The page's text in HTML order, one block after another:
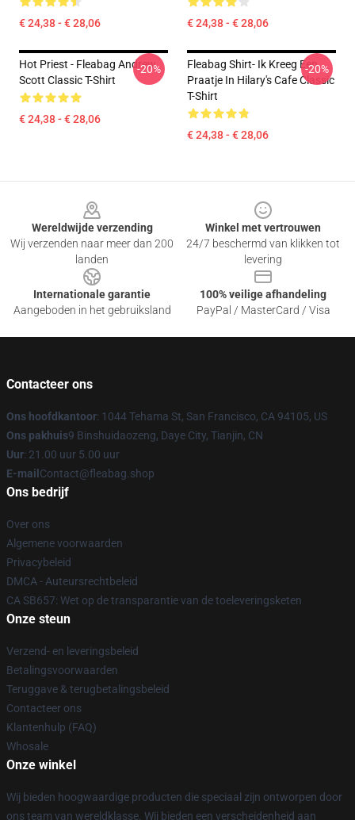
€ 24,38 - € 28,06 € 24,38 - € 28,06
Hot Priest - Fleabag Andrew
Scott Classic T-Shirt
€ 24,38 - € 28,06
-20%
Fleabag Shirt- Ik Kreeg Een
Praatje In Hilary's Cafe Classic
T-Shirt
€ 24,38 - € 28,06
-20%
Wereldwijde verzending
Wij verzenden naar meer dan 200
landen
Winkel met vertrouwen
24/7 beschermd van klikken tot
levering
Internationale garantie
Aangeboden in het gebruiksland
100% veilige afhandeling
PayPal / MasterCard / Visa
Contacteer ons
Ons hoofdkantoor: 1044 Tehama St, San Francisco, CA 94105, US
Ons pakhuis9 Binshuidaozeng, Daye City, Tianjin, CN
Uur: 21.00 uur 5.00 uur
E-mail Contact@fleabag.shop
Ons bedrijf
Over ons
Algemene voorwaarden
Privacybeleid
DMCA - Auteursrechtbeleid
CA SB657: Wet op de transparantie van de toeleveringsketen
Onze steun
Verzend- en leveringsbeleid
Betalingsvoorwaarden
Teruggave & terugbetalingsbeleid
Contacteer ons
Klantenhulp (FAQ)
Whosale
Onze winkel
Wij bieden hoogwaardige producten die speciaal zijn ontworpen door
ons team van wereldklasse. Wij bieden een verscheidenheid aan